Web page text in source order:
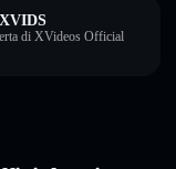
di XVideos Official